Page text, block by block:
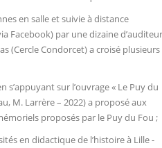
en salle et suivie à distance
Facebook) par une dizaine
(Cercle Condorcet) a croisé plusieurs
s’appuyant sur l’ouvrage « Le Puy du
M. Larrère – 2022) a proposé aux
proposés par le Puy du Fou ;
en didactique de l’histoire à Lille -